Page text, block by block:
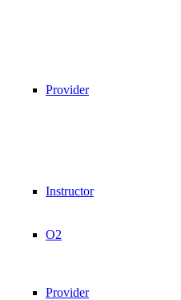
Provider
Instructor
O2
Provider